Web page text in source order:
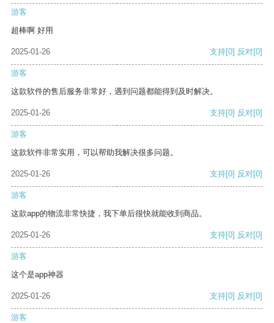
游客
超棒啊 好用
2025-01-26 支持[0] 反对[0]
游客
这款软件的售后服务非常好，遇到问题都能得到及时解决。
2025-01-26 支持[0] 反对[0]
游客
这款软件非常实用，可以帮助我解决很多问题。
2025-01-26 支持[0] 反对[0]
游客
这款app的物流非常快捷，我下单后很快就能收到商品。
2025-01-26 支持[0] 反对[0]
游客
这个是app神器
2025-01-26 支持[0] 反对[0]
游客